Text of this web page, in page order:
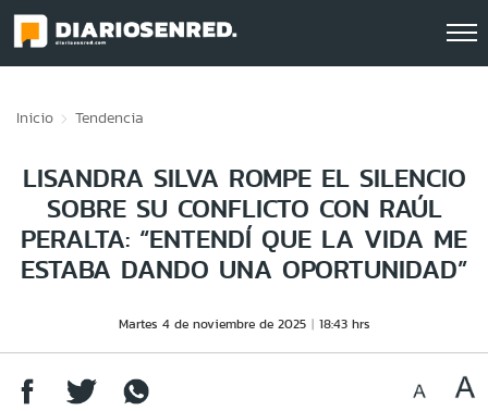
Inicio Tendencia
LISANDRA SILVA ROMPE EL SILENCIO
SOBRE SU CONFLICTO CON RAÚL
PERALTA: “ENTENDÍ QUE LA VIDA ME
ESTABA DANDO UNA OPORTUNIDAD”
Martes 4 de noviembre de 2025 18:43 hrs